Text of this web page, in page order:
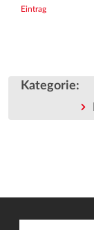
Eintrag
Kategorie: